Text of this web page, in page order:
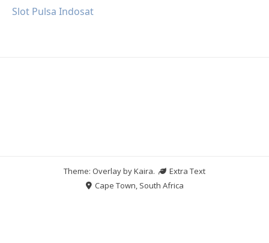
Slot Pulsa Indosat
Theme: Overlay byKaira.
Extra Text
Cape Town, South Africa